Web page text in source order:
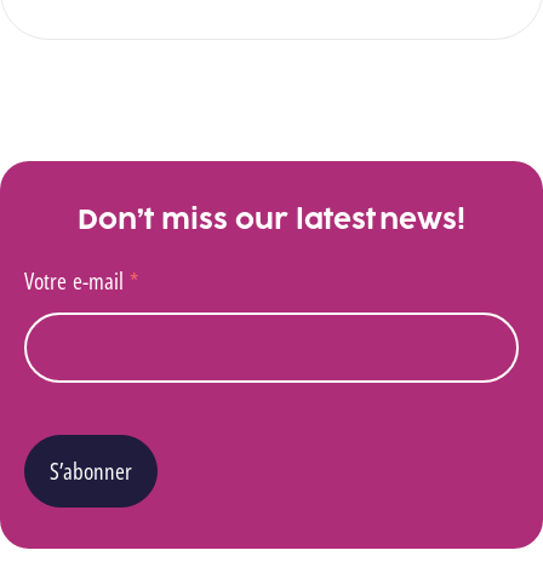
Don’t miss our latest news!
Votre e-mail *
S’abonner